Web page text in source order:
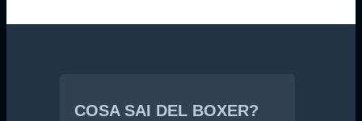
COSA SAI DEL BOXER?